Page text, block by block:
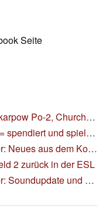
Seite
Gold Beach und Tanksystem Update
spielt PR Weihnachtsmaps
aus dem Kosovo
2 zurück in der ESL
und Artillerie